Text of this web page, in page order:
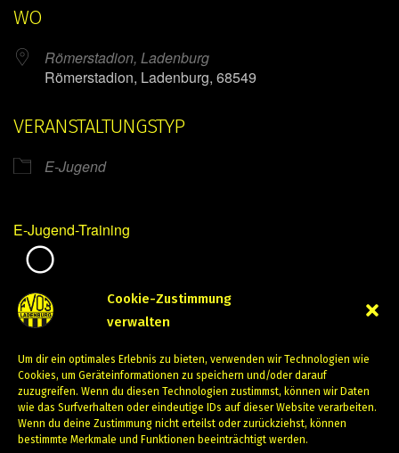
Cookie-Zustimmung
verwalten
Um dir ein optimales Erlebnis zu bieten, verwenden wir Technologien wie
Cookies, um Geräteinformationen zu speichern und/oder darauf
zuzugreifen. Wenn du diesen Technologien zustimmst, können wir Daten
wie das Surfverhalten oder eindeutige IDs auf dieser Website verarbeiten.
Wenn du deine Zustimmung nicht erteilst oder zurückziehst, können
bestimmte Merkmale und Funktionen beeinträchtigt werden.
WO
Römerstadion, Ladenburg
Römerstadion, Ladenburg, 68549
VERANSTALTUNGSTYP
E-Jugend
E-Jugend-Training
Juli 2, 2024
PREVIOUS